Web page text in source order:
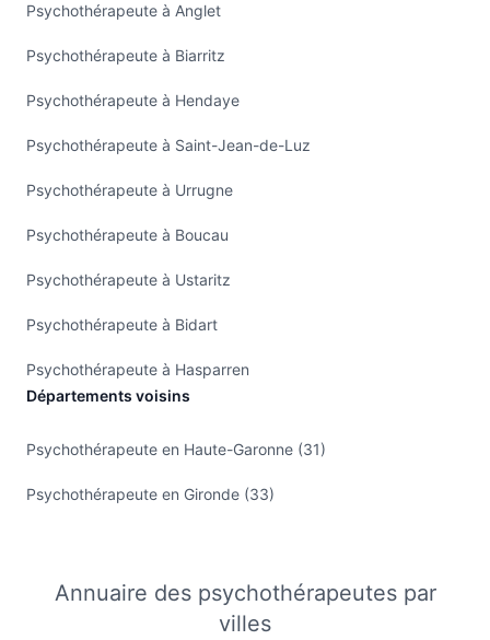
Psychothérapeute à Anglet
Psychothérapeute à Biarritz
Psychothérapeute à Hendaye
Psychothérapeute à Saint-Jean-de-Luz
Psychothérapeute à Urrugne
Psychothérapeute à Boucau
Psychothérapeute à Ustaritz
Psychothérapeute à Bidart
Psychothérapeute à Hasparren
Départements voisins
Psychothérapeute en Haute-Garonne (31)
Psychothérapeute en Gironde (33)
Annuaire des psychothérapeutes par
villes